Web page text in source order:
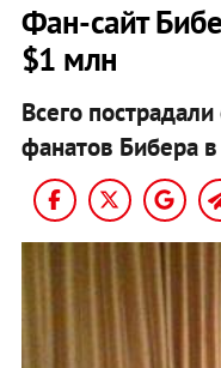
Фан-сайт
$1 млн
Всего
фанатов Бибера